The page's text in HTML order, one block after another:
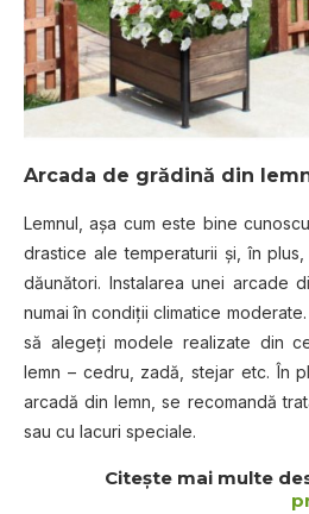
Arcada de grădină din
Lemnul, aşa cum este bine
drastice ale temperaturii şi, în
dăunători. Instalarea unei arcade
numai în condiţii climatice
să alegeţi modele realizate din
lemn – cedru, zadă, stejar etc. În
arcadă din lemn, se recomandă
sau cu lacuri speciale.
Citeşte mai multe